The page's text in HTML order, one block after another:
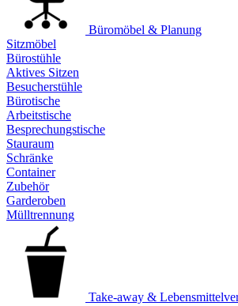
Büromöbel & Planung
Sitzmöbel
Bürostühle
Aktives Sitzen
Besucherstühle
Bürotische
Arbeitstische
Besprechungstische
Stauraum
Schränke
Container
Zubehör
Garderoben
Mülltrennung
Take-away &